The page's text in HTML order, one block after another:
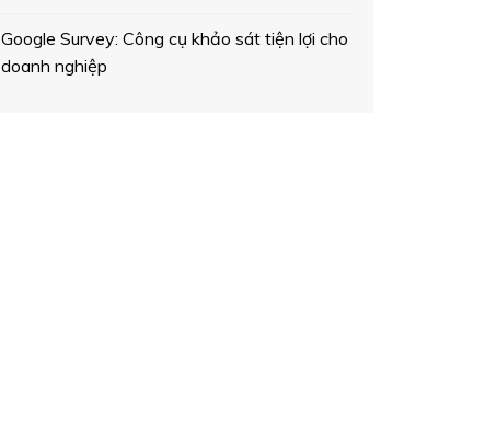
Google Survey: Công cụ khảo sát tiện lợi cho
doanh nghiệp